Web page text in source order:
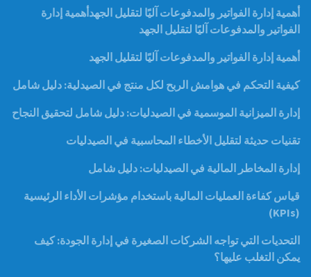
أهمية إدارة الفواتير والمدفوعات آليًا لتقليل الجهدأهمية إدارة
الفواتير والمدفوعات آليًا لتقليل الجهد
أهمية إدارة الفواتير والمدفوعات آليًا لتقليل الجهد
كيفية التحكم في هوامش الربح لكل منتج في الصيدلية: دليل شامل
إدارة الميزانية الموسمية في الصيدليات: دليل شامل لتحقيق النجاح
تقنيات حديثة لتقليل الأخطاء المحاسبية في الصيدليات
إدارة المخاطر المالية في الصيدليات: دليل شامل
قياس كفاءة العمليات المالية باستخدام مؤشرات الأداء الرئيسية
(KPIs)
التحديات التي تواجه الشركات الصغيرة في إدارة الجودة: كيف
يمكن التغلب عليها؟